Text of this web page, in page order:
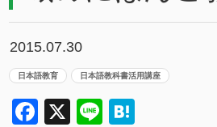
2015.07.30
日本語教育 日本語教科書活用講座
Facebook
X Line